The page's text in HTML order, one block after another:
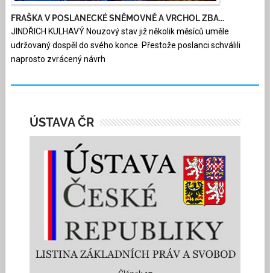
FRAŠKA V POSLANECKÉ SNĚMOVNĚ A VRCHOL ZBA...
JINDŘICH KULHAVÝ Nouzový stav již několik měsíců uměle
udržovaný dospěl do svého konce. Přestože poslanci schválili
naprosto zvrácený návrh
ÚSTAVA ČR